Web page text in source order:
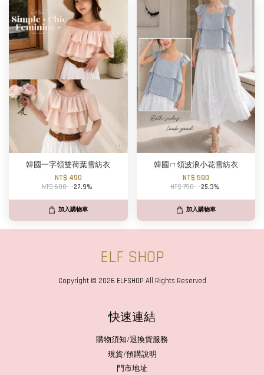
韓國一字領雙荷葉雪紡衣
NT$ 490
NT$ 680 -27.9%
加入購物車
韓國ㄇ領波浪小花雪紡衣
NT$ 590
NT$ 790 -25.3%
加入購物車
ELF SHOP
Copyright © 2026 ELFSHOP All Rights Reserved
快速連結
購物須知/退換貨服務
現貨/預購說明
門市地址